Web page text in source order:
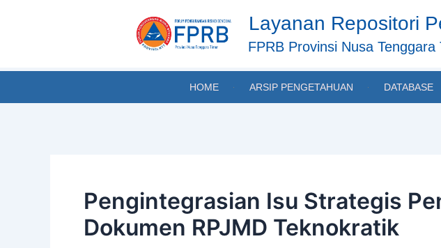
Layanan Repositori
FPRB Provinsi Nusa Tenggara
HOME ARSIP PENGETAHUAN DATABASE
Pengintegrasian Isu Strategis
Dokumen RPJMD Teknokratik
navigation